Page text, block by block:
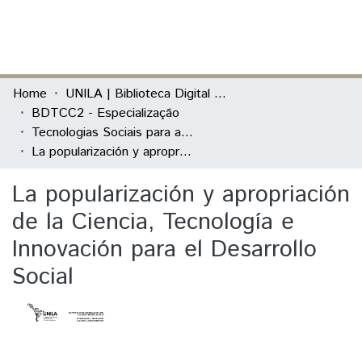
Communities & Collections
All of DSpace
Statistics
Home
UNILA | Biblioteca Digital de Trabalhos de Conclusão de Curso
BDTCC2 - Especialização
Tecnologias Sociais para a Inclusão Socio-econômica, a Democratização Política e o Desenvolvimento Local
La popularización y apropriación de la Ciencia, Tecnología e Innovación para el Desarrollo Social
La popularización y apropriación
de la Ciencia, Tecnología e
Innovación para el Desarrollo
Social